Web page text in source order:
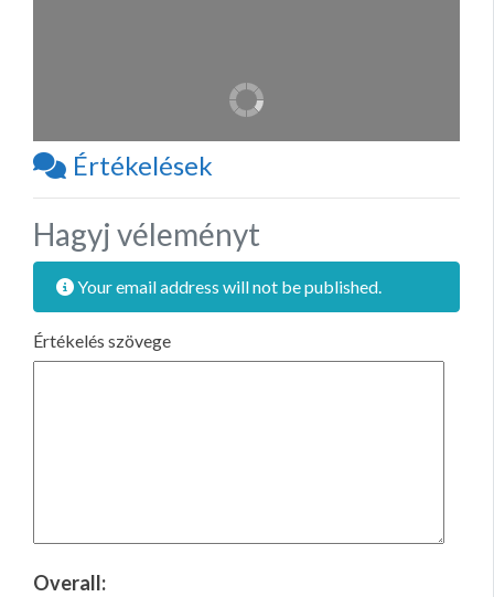
Értékelések
Hagyj véleményt
Your email address will not be published.
Értékelés szövege
Overall: